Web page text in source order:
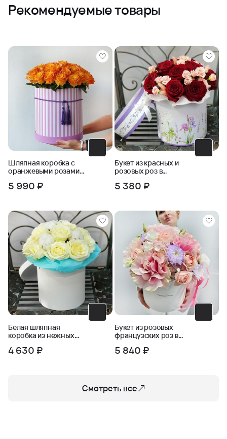
Рекомендуемые товары
Шляпная коробка с
оранжевыми розами
5 990 ₽
Букет из красных и
розовых роз в
5 380 ₽
Белая шляпная
коробка из нежных
4 630 ₽
Букет из розовых
французских роз в
5 840 ₽
Смотреть все